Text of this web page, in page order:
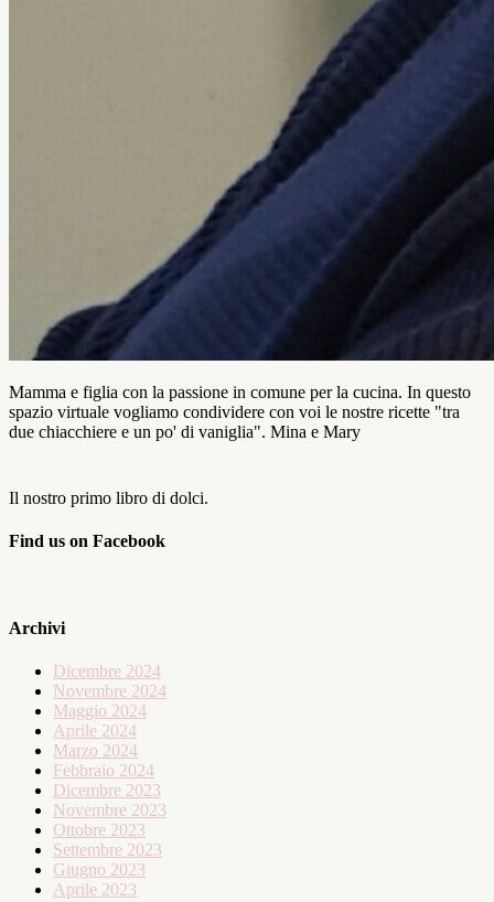
Mamma e figlia con la passione in comune per la cucina. In questo
spazio virtuale vogliamo condividere con voi le nostre ricette "tra
due chiacchiere e un po' di vaniglia". Mina e Mary
Il nostro primo libro di dolci.
Find us on Facebook
Archivi
Dicembre 2024
Novembre 2024
Maggio 2024
Aprile 2024
Marzo 2024
Febbraio 2024
Dicembre 2023
Novembre 2023
Ottobre 2023
Settembre 2023
Giugno 2023
Aprile 2023